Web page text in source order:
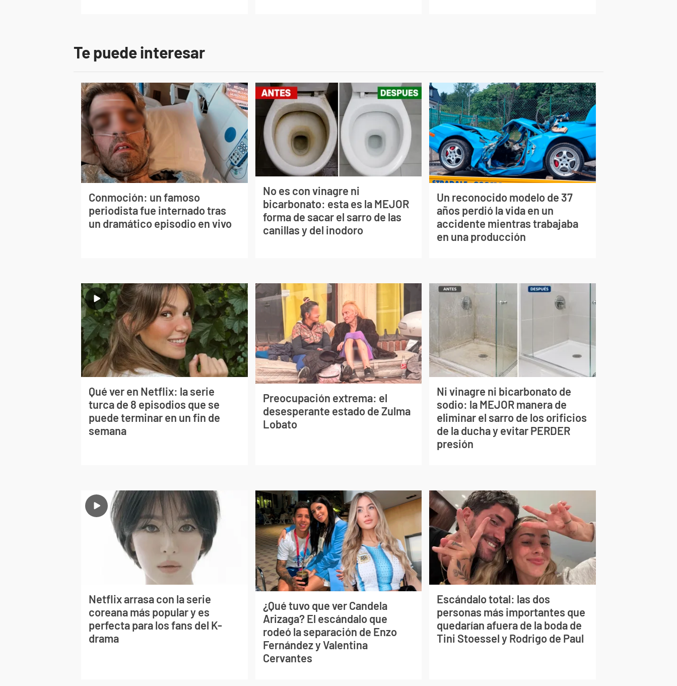
Te puede interesar
Conmoción: un famoso
periodista fue internado tras
un dramático episodio en vivo
No es con vinagre ni
bicarbonato: esta es la MEJOR
forma de sacar el sarro de las
canillas y del inodoro
Un reconocido modelo de 37
años perdió la vida en un
accidente mientras trabajaba
en una producción
Qué ver en Netflix: la serie
turca de 8 episodios que se
puede terminar en un fin de
semana
Preocupación extrema: el
desesperante estado de Zulma
Lobato
Ni vinagre ni bicarbonato de
sodio: la MEJOR manera de
eliminar el sarro de los orificios
de la ducha y evitar PERDER
presión
Netflix arrasa con la serie
coreana más popular y es
perfecta para los fans del K-
drama
¿Qué tuvo que ver Candela
Arizaga? El escándalo que
rodeó la separación de Enzo
Fernández y Valentina
Cervantes
Escándalo total: las dos
personas más importantes que
quedarían afuera de la boda de
Tini Stoessel y Rodrigo de Paul